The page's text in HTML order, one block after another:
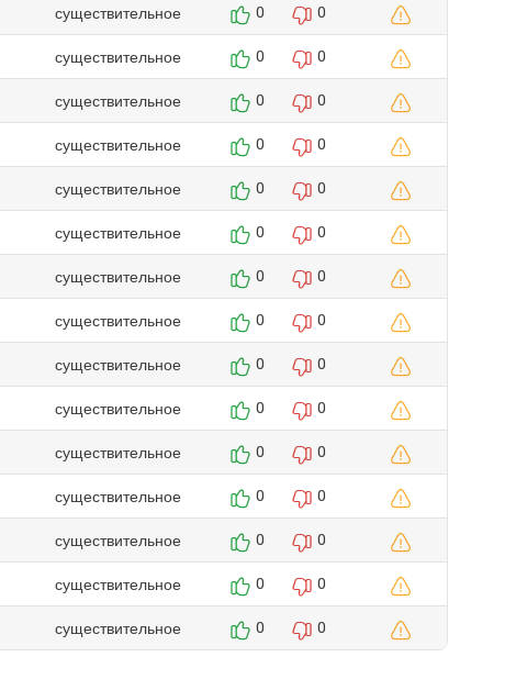
существительное 0 0
существительное 0 0
существительное 0 0
существительное 0 0
существительное 0 0
существительное 0 0
существительное 0 0
существительное 0 0
существительное 0 0
существительное 0 0
существительное 0 0
существительное 0 0
существительное 0 0
существительное 0 0
существительное 0 0